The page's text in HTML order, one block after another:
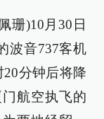
珊)10月30日
波音737客机
分钟后将降
航空执飞的